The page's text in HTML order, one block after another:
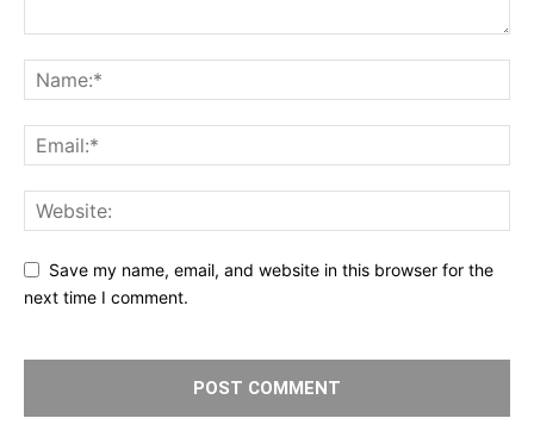
Save my name, email, and website in this browser for the
next time I comment.